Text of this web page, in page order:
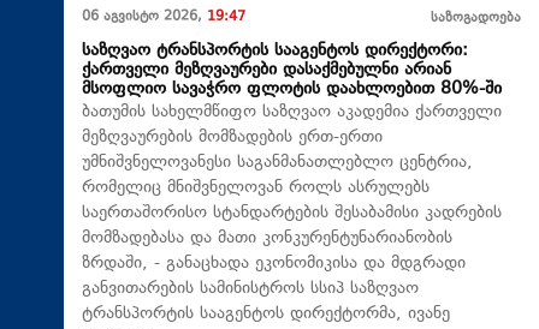
06 აგვისტო 2026, 19:47 საზოგადოება
საზღვაო ტრანსპორტის სააგენტოს დირექტორი:
ქართველი მეზღვაურები დასაქმებულნი არიან
მსოფლიო სავაჭრო ფლოტის დაახლოებით 80%-ში
ბათუმის სახელმწიფო საზღვაო აკადემია ქართველი
მეზღვაურების მომზადების ერთ-ერთი
უმნიშვნელოვანესი საგანმანათლებლო ცენტრია,
რომელიც მნიშვნელოვან როლს ასრულებს
საერთაშორისო სტანდარტების შესაბამისი კადრების
მომზადებასა და მათი კონკურენტუნარიანობის
ზრდაში, - განაცხადა ეკონომიკისა და მდგრადი
განვითარების სამინისტროს სსიპ საზღვაო
ტრანსპორტის სააგენტოს დირექტორმა, ივანე